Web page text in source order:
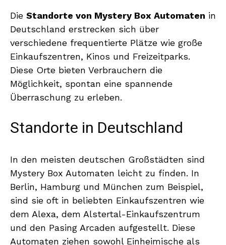
Die Standorte von Mystery Box Automaten in
Deutschland erstrecken sich über
verschiedene frequentierte Plätze wie große
Einkaufszentren, Kinos und Freizeitparks.
Diese Orte bieten Verbrauchern die
Möglichkeit, spontan eine spannende
Überraschung zu erleben.
Standorte in Deutschland
In den meisten deutschen Großstädten sind
Mystery Box Automaten leicht zu finden. In
Berlin, Hamburg und München zum Beispiel,
sind sie oft in beliebten Einkaufszentren wie
dem Alexa, dem Alstertal-Einkaufszentrum
und den Pasing Arcaden aufgestellt. Diese
Automaten ziehen sowohl Einheimische als